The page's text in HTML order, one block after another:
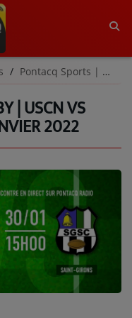
Pontacq Sports | Archives
| USCN VS
2022